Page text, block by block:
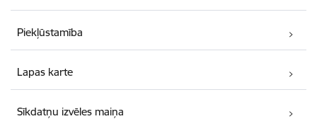
Piekļūstamība
Lapas karte
Sīkdatņu izvēles maiņa